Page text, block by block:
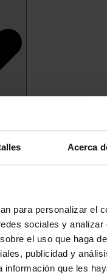
Acerca
para personalizar el
sociales y analizar
el uso que haga
publicidad y
información que les